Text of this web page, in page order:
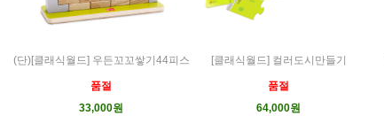
(단)[클래식월드] 우든꼬꼬쌓기44피스
품절
33,000원
[클래식월드] 컬러도시만들기
품절
64,000원